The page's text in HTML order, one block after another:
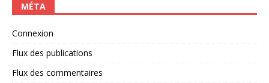
MÉTA
Connexion
Flux des publications
Flux des commentaires